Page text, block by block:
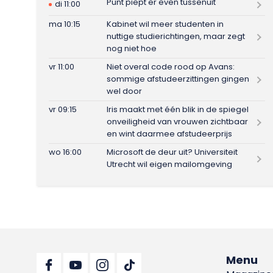
di 11:00
ma 10:15
Kabinet wil meer studenten in
nuttige studierichtingen, maar zegt
nog niet hoe
vr 11:00
Niet overal code rood op Avans:
sommige afstudeerzittingen gingen
wel door
vr 09:15
Iris maakt met één blik in de spiegel
onveiligheid van vrouwen zichtbaar
en wint daarmee afstudeerprijs
wo 16:00
Microsoft de deur uit? Universiteit
Utrecht wil eigen mailomgeving
Menu